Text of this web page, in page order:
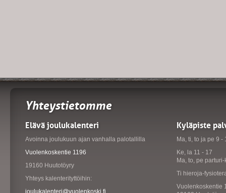
Yhteystietomme
Elävä joulukalenteri
Avoinna joulukuun ajan vanhalla palotallilla
Vuolenkoskentie 1196
19160 Huutotöyry
Yhteys kalenterityttöihin:
joulukalenteri@vuolenkoski.fi
Kyläpiste
Ma, ti, to ja pe 9 -
Ke, la 11 - 17
Ma, to, pe
Ti hieroja-
Vuolenkoskentie